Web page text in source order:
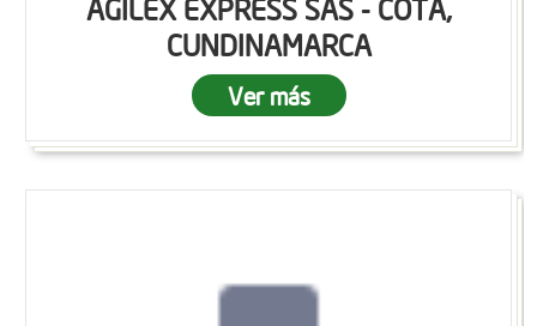
AGILEX EXPRESS SAS - COTA,
CUNDINAMARCA
Ver más